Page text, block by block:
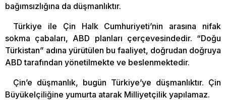
bağımsızlığına da düşmanlıktır.
Türkiye ile Çin Halk Cumhuriyeti’nin arasına nifak
sokma çabaları, ABD planları çerçevesindedir. “Doğu
Türkistan” adına yürütülen bu faaliyet, doğrudan doğruya
ABD tarafından yönetilmekte ve beslenmektedir.
Çin’e düşmanlık, bugün Türkiye’ye düşmanlıktır. Çin
Büyükelçiliğine yumurta atarak Milliyetçilik yapılamaz.